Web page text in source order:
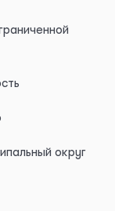
округ